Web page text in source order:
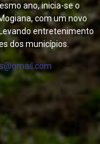
ano, inicia-se o
com um novo
entretenimento
dos municípios.